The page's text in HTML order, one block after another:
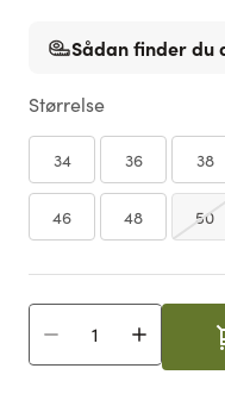
Sådan finder du
Størrelse
34 36 38
46 48 50
Antal